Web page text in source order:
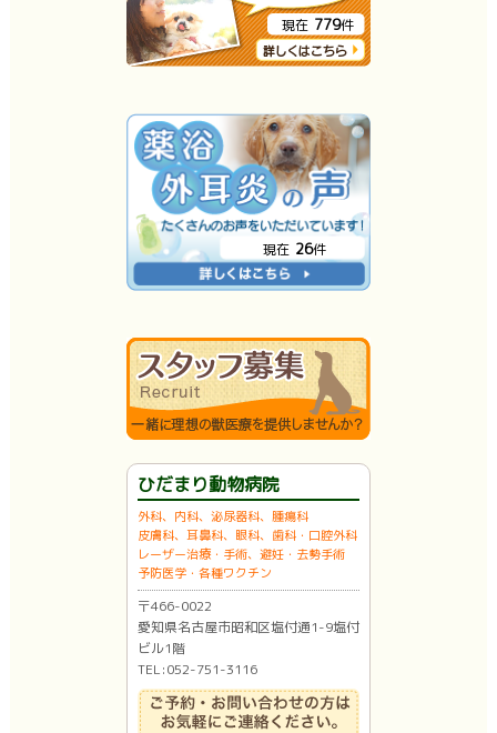
現在 779件
現在 26件
ひだまり動物病院
外科、内科、泌尿器科、腫瘍科
皮膚科、耳鼻科、眼科、歯科・口腔外科
レーザー治療・手術、避妊・去勢手術
予防医学・各種ワクチン
〒466-0022
愛知県名古屋市昭和区塩付通1-9塩付
ビル1階
TEL:052-751-3116